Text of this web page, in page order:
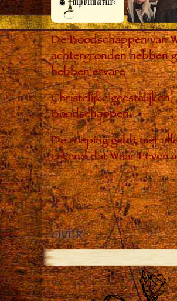
De Boodschappen van
achtergronden hebben
hebben ervare
Christelijke
Boodschappen.
De roeping geldt niet
erkend dat Waar Leven
Close
OVER